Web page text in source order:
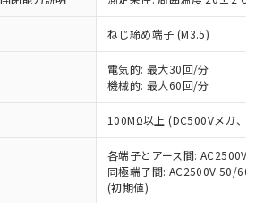
ねじ締め端子 (M3.5)
電気的: 最大30回/分
機械的: 最大60回/分
100MΩ以上 (DC500Vメガ、点
各端子とアース間: AC2500V
同極端子間: AC2500V 50/
(初期値)
い。
ビスは、当社制御機器事業取扱
当社在庫状況および標準価格
)を提供させていただくもので
御機器事業取扱商品の中には、
ビスの対象外となる商品もある
ご了承ください。
況および標準価格照会結果は、
対応の商品で、対応品を出す予
ん。
中：EU RoHS指令（10物質）の
状況を調査中または確認中の
関係のない商品です。
事情により、非含有部品として
、含有品と判明した場合などや
更することがあります。
表
均質材料含有率が中国RoHSの
あることを示します。
均質材料含有率が中国RoHSの
えていることを示します。
認です。当社販売部門へお問
、これら貴社製品のうち、外国
よび外国貿易法に定める商品